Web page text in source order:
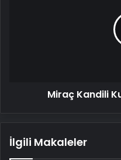
Miraç Kandili
İlgili Makaleler